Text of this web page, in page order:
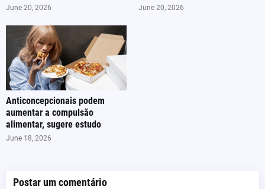
June 20, 2026 June 20, 2026
Anticoncepcionais podem
aumentar a compulsão
alimentar, sugere estudo
June 18, 2026
Postar um comentário